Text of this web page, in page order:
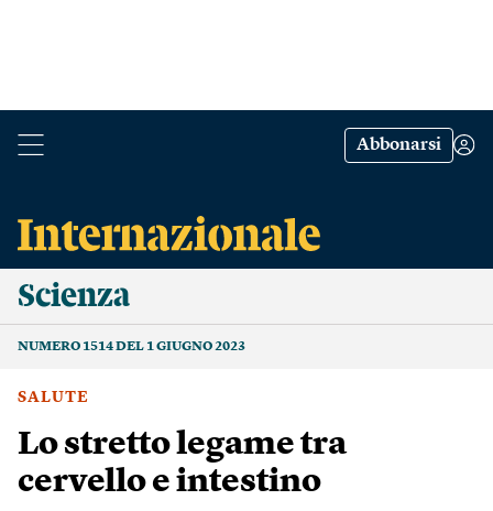
Abbonarsi
Scienza
NUMERO 1514 DEL 1 GIUGNO 2023
SALUTE
Lo stretto legame tra
cervello e intestino